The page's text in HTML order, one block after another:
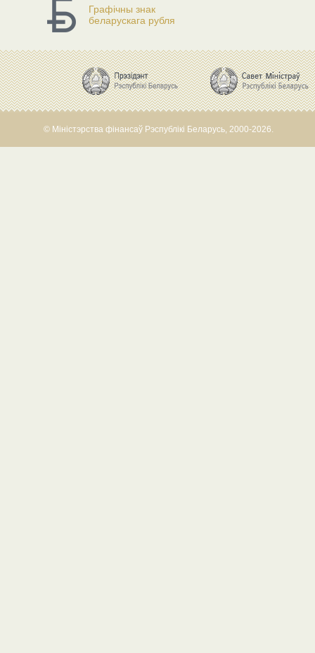
Графічны знак
беларускага рубля
© Міністэрства фінансаў Рэспублікі Беларусь, 2000-2026.